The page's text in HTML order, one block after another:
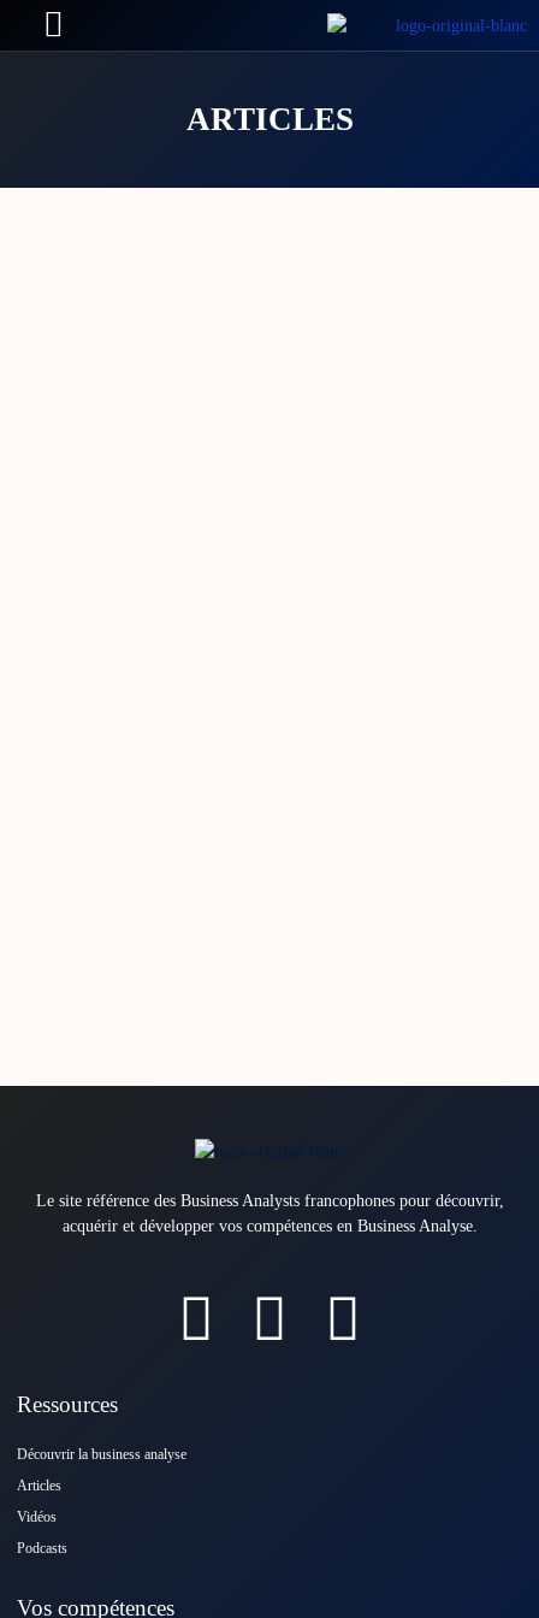
ARTICLES
Le site référence des Business Analysts francophones pour découvrir,
acquérir et développer vos compétences en Business Analyse.
Ressources
Découvrir la business analyse
Articles
Vidéos
Podcasts
Vos compétences